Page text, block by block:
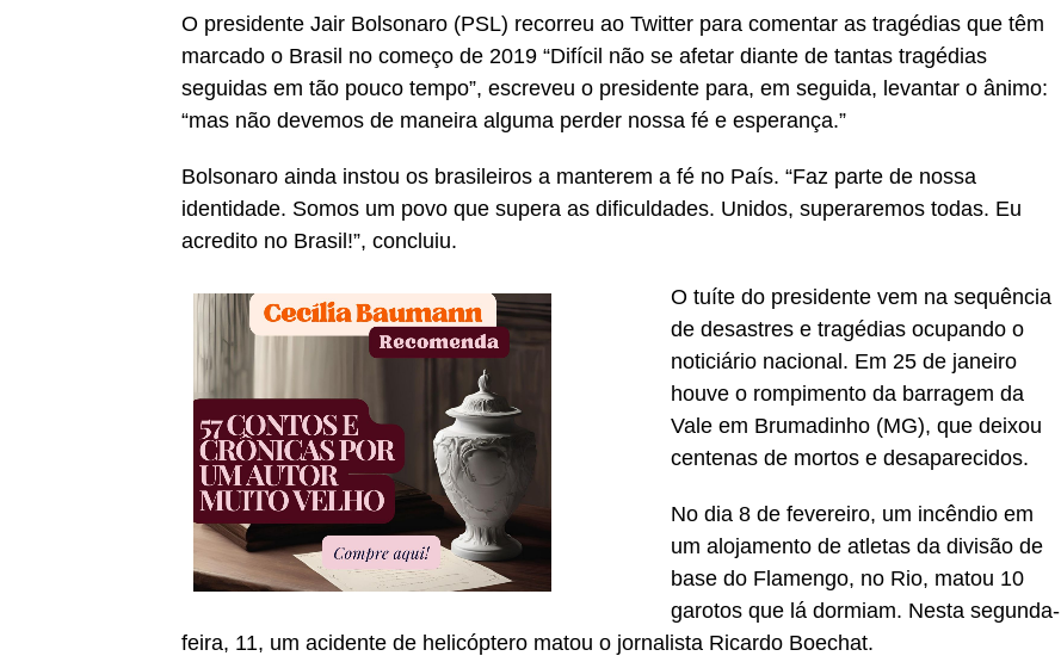
O presidente Jair Bolsonaro (PSL) recorreu ao Twitter para comentar as tragédias que têm
marcado o Brasil no começo de 2019 “Difícil não se afetar diante de tantas tragédias
seguidas em tão pouco tempo”, escreveu o presidente para, em seguida, levantar o ânimo:
“mas não devemos de maneira alguma perder nossa fé e esperança.”
Bolsonaro ainda instou os brasileiros a manterem a fé no País. “Faz parte de nossa
identidade. Somos um povo que supera as dificuldades. Unidos, superaremos todas. Eu
acredito no Brasil!”, concluiu.
O tuíte do presidente vem na sequência
de desastres e tragédias ocupando o
noticiário nacional. Em 25 de janeiro
houve o rompimento da barragem da
Vale em Brumadinho (MG), que deixou
centenas de mortos e desaparecidos.
No dia 8 de fevereiro, um incêndio em
um alojamento de atletas da divisão de
base do Flamengo, no Rio, matou 10
garotos que lá dormiam. Nesta segunda-
feira, 11, um acidente de helicóptero matou o jornalista Ricardo Boechat.